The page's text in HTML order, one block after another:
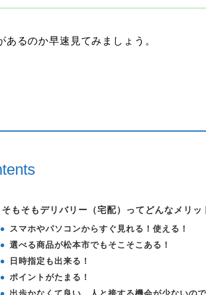
あるのか早速見てみましょう。
そもそもデリバリー（宅配）ってどんなメリッ
スマホやパソコンからすぐ見れる！使える！
選べる商品が松本市でもそこそこある！
日時指定も出来る！
ポイントがたまる！